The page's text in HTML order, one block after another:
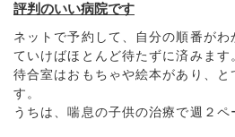
評判のいい病院です
ネットで予約して、自分の順番が
ていけばほとんど待たずに済みます
待合室はおもちゃや絵本があり、と
す。
うちは、喘息の子供の治療で週２ペ